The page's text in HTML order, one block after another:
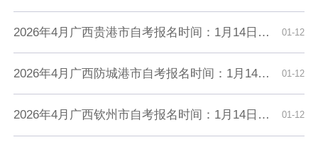
01-12
2026年4月广西贵港市自考报名时间：1月14日9:00至1月28日18:00
01-12
2026年4月广西防城港市自考报名时间：1月14日9:00至1月28日18:00
01-12
2026年4月广西钦州市自考报名时间：1月14日9:00至1月28日18:00